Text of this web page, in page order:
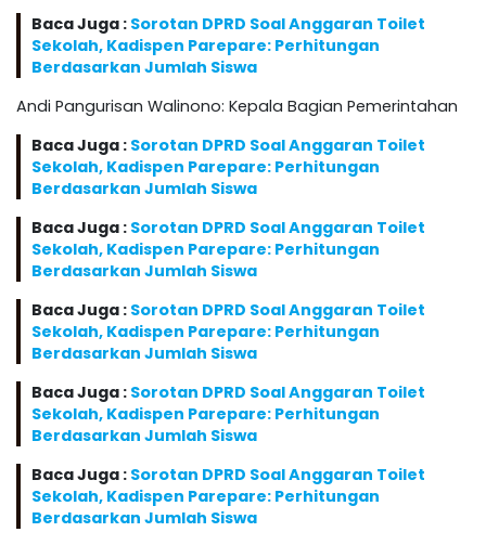
Baca Juga : Sorotan DPRD Soal Anggaran Toilet
Sekolah, Kadispen Parepare: Perhitungan
Berdasarkan Jumlah Siswa
Andi Pangurisan Walinono: Kepala Bagian Pemerintahan
Baca Juga : Sorotan DPRD Soal Anggaran Toilet
Sekolah, Kadispen Parepare: Perhitungan
Berdasarkan Jumlah Siswa
Baca Juga : Sorotan DPRD Soal Anggaran Toilet
Sekolah, Kadispen Parepare: Perhitungan
Berdasarkan Jumlah Siswa
Baca Juga : Sorotan DPRD Soal Anggaran Toilet
Sekolah, Kadispen Parepare: Perhitungan
Berdasarkan Jumlah Siswa
Baca Juga : Sorotan DPRD Soal Anggaran Toilet
Sekolah, Kadispen Parepare: Perhitungan
Berdasarkan Jumlah Siswa
Baca Juga : Sorotan DPRD Soal Anggaran Toilet
Sekolah, Kadispen Parepare: Perhitungan
Berdasarkan Jumlah Siswa